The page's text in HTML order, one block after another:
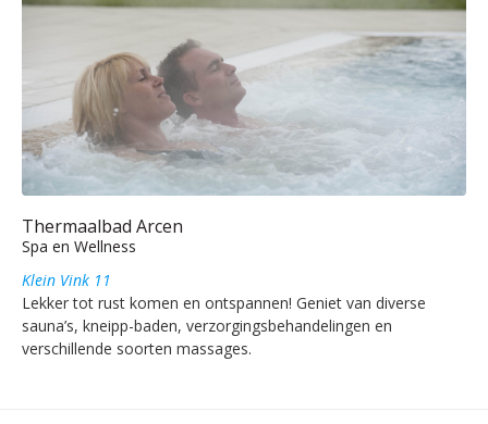
Thermaalbad Arcen
Spa en Wellness
Klein Vink 11
Lekker tot rust komen en ontspannen! Geniet van diverse
sauna’s, kneipp-baden, verzorgingsbehandelingen en
verschillende soorten massages.